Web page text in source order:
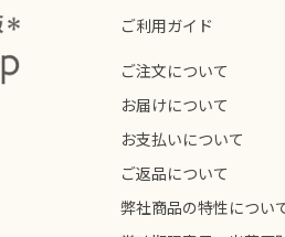
ご利用ガイド
ご注文について
お届けについて
お支払いについて
ご返品について
弊社商品の特性につい